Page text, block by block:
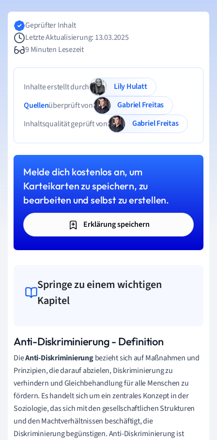
Geprüfter Inhalt
Letzte Aktualisierung: 13.03.2025
9 Minuten Lesezeit
Inhalte erstellt durch
Lily Hulatt
Quellenüberprüft von
Gabriel Freitas
Inhaltsqualität geprüft von
Gabriel Freitas
Melde dich kostenlos an, um
Karteikarten zu speichern, zu
bearbeiten und selbst zu erstellen.
Erklärung speichern
Springe zu einem wichtigen
Kapitel
Anti-Diskriminierung - Definition
DieAnti-Diskriminierungbezieht sich auf Maßnahmen und
Prinzipien, die darauf abzielen, Diskriminierung zu
verhindern und Gleichbehandlung für alle Menschen zu
fördern. Es handelt sich um ein zentrales Konzept in der
Soziologie, das sich mit den gesellschaftlichen Strukturen
und den Machtverhältnissen beschäftigt, die
Diskriminierung begünstigen. Anti-Diskriminierung ist